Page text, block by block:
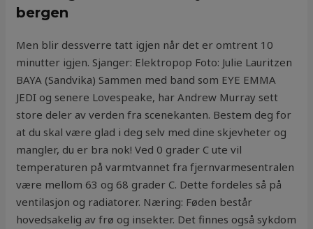
bergen
Men blir dessverre tatt igjen når det er omtrent 10
minutter igjen. Sjanger: Elektropop Foto: Julie Lauritzen
BAYA (Sandvika) Sammen med band som EYE EMMA
JEDI og senere Lovespeake, har Andrew Murray sett
store deler av verden fra scenekanten. Bestem deg for
at du skal være glad i deg selv med dine skjevheter og
mangler, du er bra nok! Ved 0 grader C ute vil
temperaturen på varmtvannet fra fjernvarmesentralen
være mellom 63 og 68 grader C. Dette fordeles så på
ventilasjon og radiatorer. Næring: Føden består
hovedsakelig av frø og insekter. Det finnes også sykdom